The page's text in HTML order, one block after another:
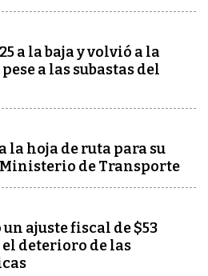
a la baja y volvió a la
a las subastas del
la hoja de ruta para su
de Transporte
ajuste fiscal de $53
deterioro de las